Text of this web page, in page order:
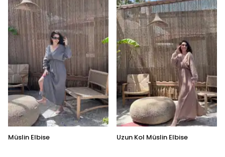
Müslin Elbise Uzun Kol Müslin Elbise